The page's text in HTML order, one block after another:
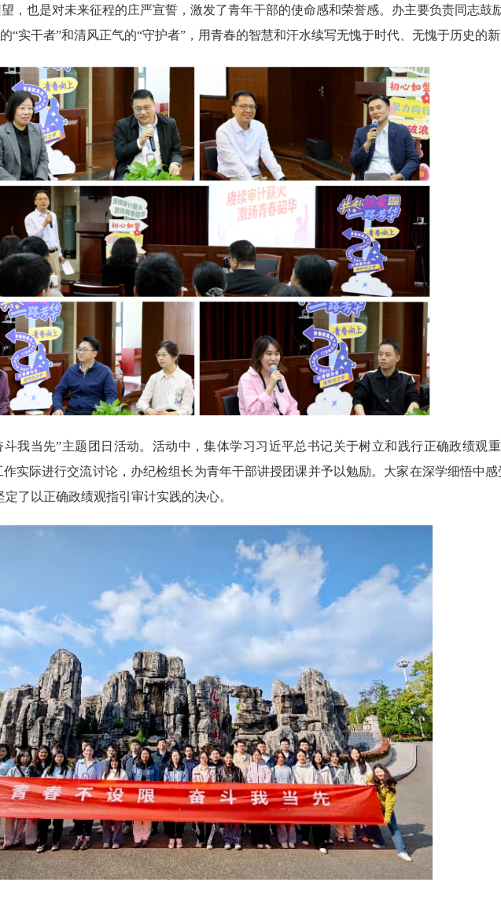
，也是对未来征程的庄严宣誓，激发了青年干部的使命感和荣誉感。办主要负责同志鼓
“实干者”和清风正气的“守护者”，用青春的智慧和汗水续写无愧于时代、无愧于历史的新
我当先”主题团日活动。活动中，集体学习习近平总书记关于树立和践行正确政绩观
实际进行交流讨论，办纪检组长为青年干部讲授团课并予以勉励。大家在深学细悟中
了以正确政绩观指引审计实践的决心。